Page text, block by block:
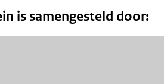
is samengesteld door: